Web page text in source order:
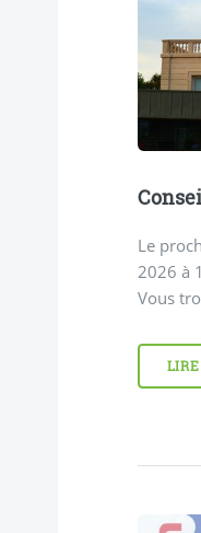
Le
2026 à
Vous